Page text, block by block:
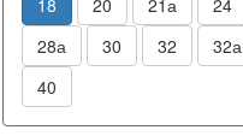
18
20 21а 24
28а
30 32 32а
40